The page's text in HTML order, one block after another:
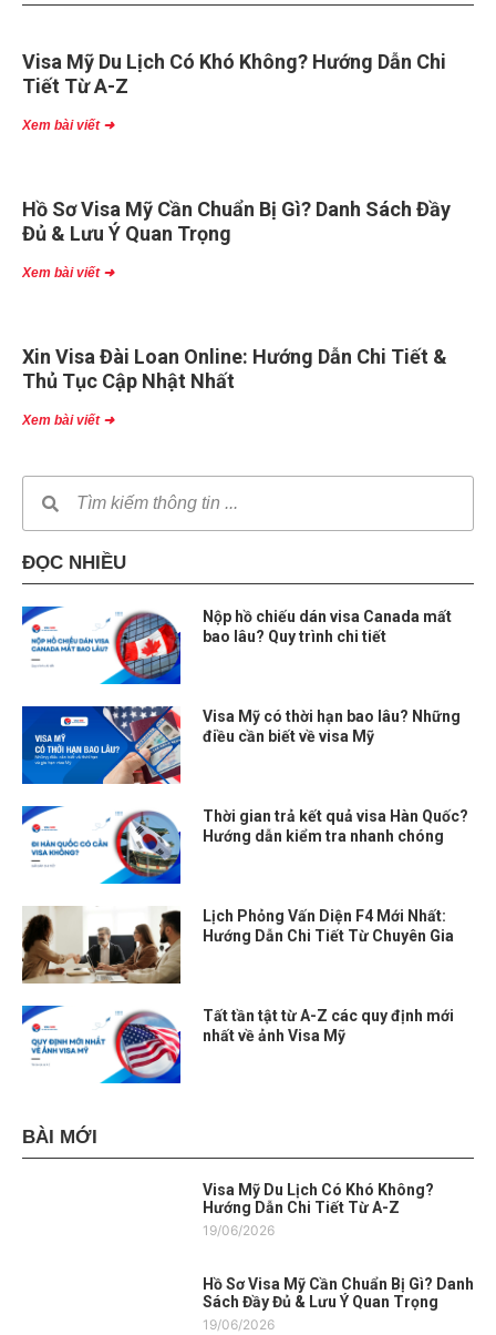
Visa Mỹ Du Lịch Có Khó Không? Hướng Dẫn Chi
Tiết Từ A-Z
Xem bài viết ➜
Hồ Sơ Visa Mỹ Cần Chuẩn Bị Gì? Danh Sách Đầy
Đủ & Lưu Ý Quan Trọng
Xem bài viết ➜
Xin Visa Đài Loan Online: Hướng Dẫn Chi Tiết &
Thủ Tục Cập Nhật Nhất
Xem bài viết ➜
ĐỌC NHIỀU
Nộp hồ chiếu dán visa Canada mất
bao lâu? Quy trình chi tiết
Visa Mỹ có thời hạn bao lâu? Những
điều cần biết về visa Mỹ
Thời gian trả kết quả visa Hàn Quốc?
Hướng dẫn kiểm tra nhanh chóng
Lịch Phỏng Vấn Diện F4 Mới Nhất:
Hướng Dẫn Chi Tiết Từ Chuyên Gia
Tất tần tật từ A-Z các quy định mới
nhất về ảnh Visa Mỹ
BÀI MỚI
Visa Mỹ Du Lịch Có Khó Không?
Hướng Dẫn Chi Tiết Từ A-Z
19/06/2026
Hồ Sơ Visa Mỹ Cần Chuẩn Bị Gì? Danh
Sách Đầy Đủ & Lưu Ý Quan Trọng
19/06/2026